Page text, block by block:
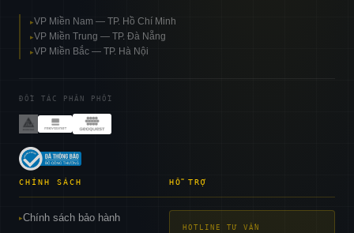
▸VP Miền Nam — TP. Hồ Chí Minh
▸VP Miền Trung — TP. Đà Nẵng
▸VP Miền Bắc — TP. Hà Nội
ĐỐI TÁC PHÂN PHỐI
CHÍNH SÁCH
▸Chính sách bảo hành
HỖ TRỢ
HOTLINE TƯ VẤN